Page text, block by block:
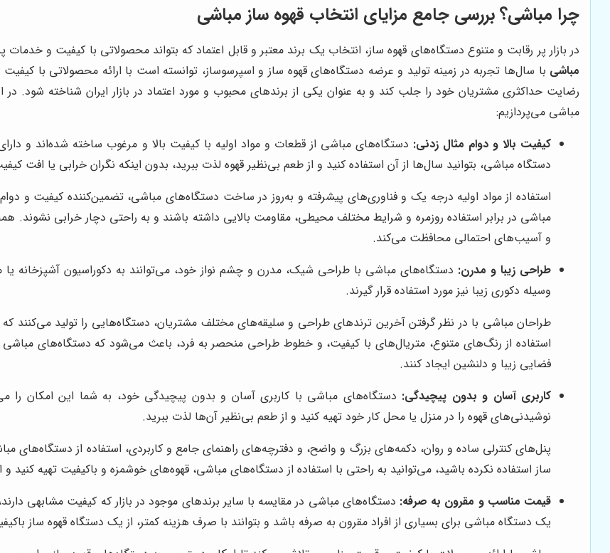
چرا مباشی؟ بررسی جامع مزایای انتخاب قهوه ساز مباشی
در بازار پر رقابت و متنوع دستگاه‌های قهوه ساز، انتخاب یک برند معتبر و قابل اعتماد که بتواند محصولاتی با کیفیت و
مباشی با سال‌ها تجربه در زمینه تولید و عرضه دستگاه‌های قهوه ساز و اسپرسوساز، توانسته است با ارائه محصولاتی با
رضایت حداکثری مشتریان خود را جلب کند و به عنوان یکی از برندهای محبوب و مورد اعتماد در بازار ایران شناخته شود.
مباشی می‌پردازیم:
کیفیت بالا و دوام مثال زدنی: دستگاه‌های مباشی از قطعات و مواد اولیه با کیفیت بالا و مرغوب ساخته شده‌اند و
دستگاه مباشی، بتوانید سال‌ها از آن استفاده کنید و از طعم بی‌نظیر قهوه لذت ببرید، بدون اینکه نگران خرابی یا افت
استفاده از مواد اولیه درجه یک و فناوری‌های پیشرفته و به‌روز در ساخت دستگاه‌های مباشی، تضمین‌کننده کیفیت و
مباشی در برابر استفاده روزمره و شرایط مختلف محیطی، مقاومت بالایی داشته باشند و به راحتی دچار خرابی نشوند.
و آسیب‌های احتمالی محافظت می‌کند.
طراحی زیبا و مدرن: دستگاه‌های مباشی با طراحی شیک، مدرن و چشم نواز خود، می‌توانند به دکوراسیون
وسیله دکوری زیبا نیز مورد استفاده قرار گیرند.
طراحان مباشی با در نظر گرفتن آخرین ترندهای طراحی و سلیقه‌های مختلف مشتریان، دستگاه‌هایی را تولید می‌کنند که
استفاده از رنگ‌های متنوع، متریال‌های با کیفیت، و خطوط طراحی منحصر به فرد، باعث می‌شود که دستگاه‌های
فضایی زیبا و دلنشین ایجاد کنند.
کاربری آسان و بدون پیچیدگی: دستگاه‌های مباشی با کاربری آسان و بدون پیچیدگی خود، به شما این امکان را
نوشیدنی‌های قهوه را در منزل یا محل کار خود تهیه کنید و از طعم بی‌نظیر آن‌ها لذت ببرید.
پنل‌های کنترلی ساده و روان، دکمه‌های بزرگ و واضح، و دفترچه‌های راهنمای جامع و کاربردی، استفاده از دستگاه‌های
ساز استفاده نکرده باشید، می‌توانید به راحتی با استفاده از دستگاه‌های مباشی، قهوه‌های خوشمزه و باکیفیت تهیه کنید
قیمت مناسب و مقرون به صرفه: دستگاه‌های مباشی در مقایسه با سایر برندهای موجود در بازار که کیفیت مشابهی
یک دستگاه مباشی برای بسیاری از افراد مقرون به صرفه باشد و بتوانند با صرف هزینه کمتر، از یک دستگاه قهوه ساز